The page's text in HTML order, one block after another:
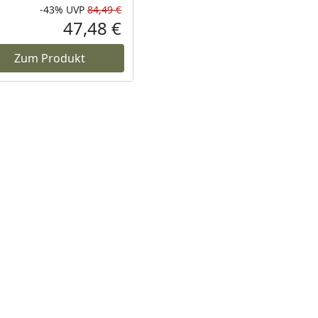
Preis Rabatt in Prozent
-43%
Ursprünglicher Preis
UVP 84,49 €
Aktueller Preis
47,48 €
Zum Produkt